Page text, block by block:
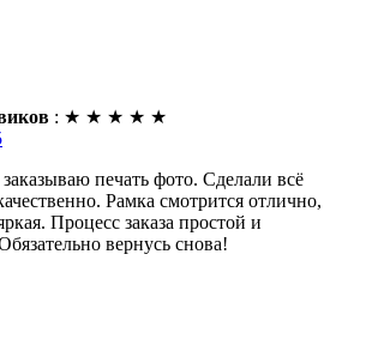
: ★ ★ ★ ★ ★
заказываю печать фото. Сделали всё
Рамка смотрится отлично,
Процесс заказа простой и
вернусь снова!